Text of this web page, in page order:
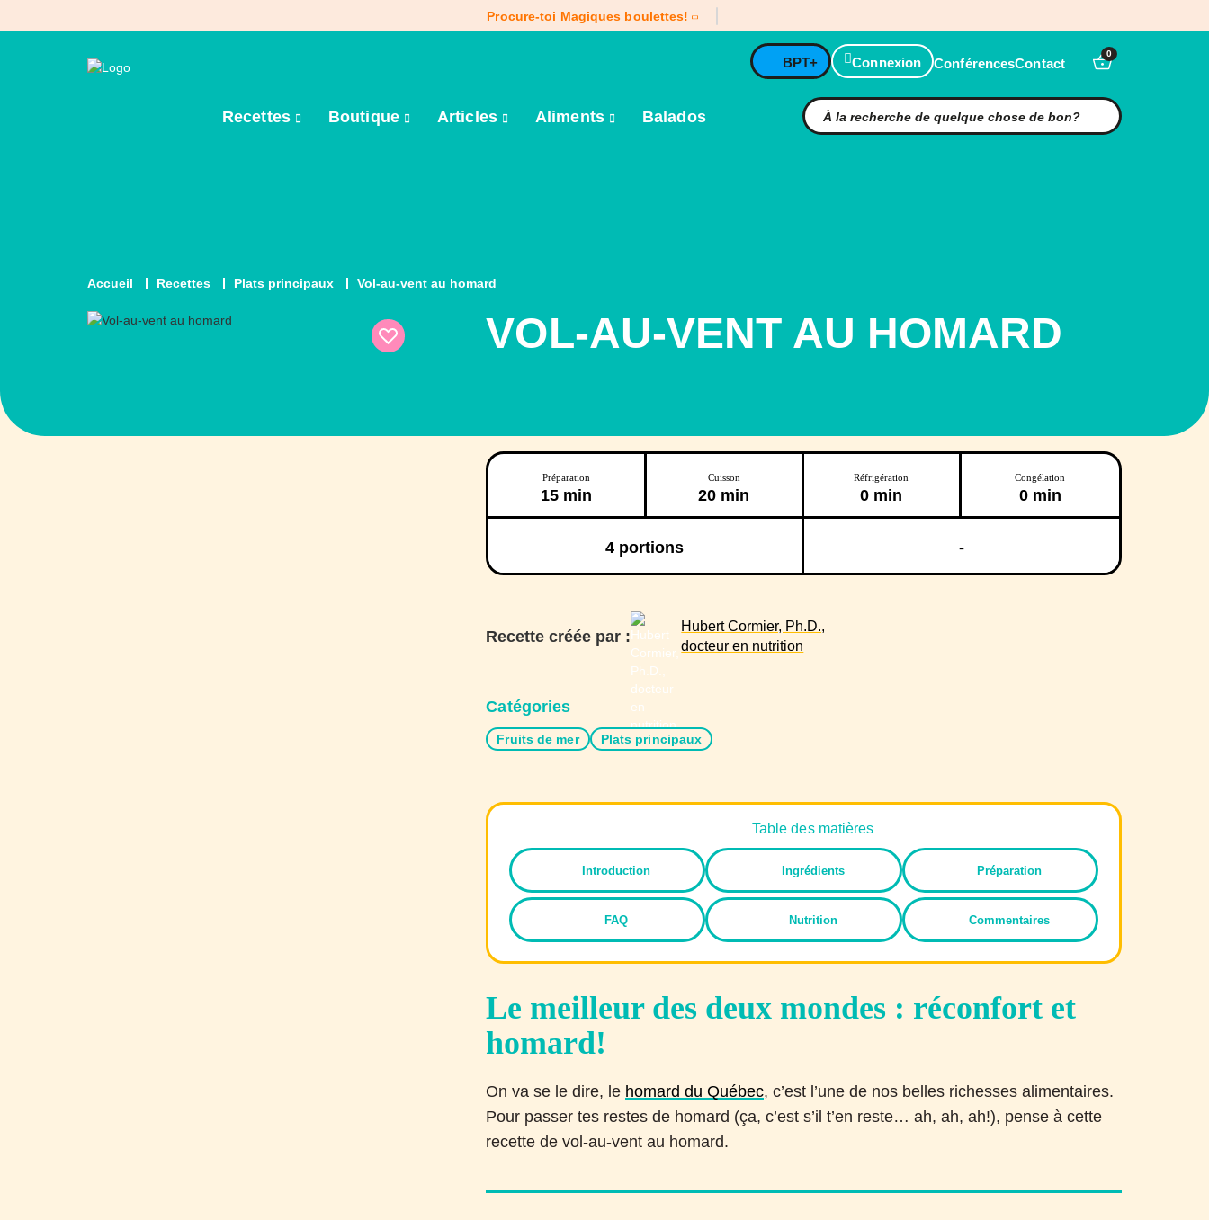
Procure-toi Magiques boulettes!
BPT+ Connexion ConférencesContact
0
Recettes Boutique Articles Aliments Balados
Accueil Recettes Plats principaux Vol-au-vent au homard
VOL-AU-VENT AU HOMARD
Préparation
15 min
Cuisson
20 min
Réfrigération
0 min
Congélation
0 min
4 portions -
Recette créée par :
Hubert Cormier, Ph.D.,
docteur en nutrition
Catégories
Fruits de mer Plats principaux
Table des matières
Introduction Ingrédients Préparation
FAQ Nutrition Commentaires
Le meilleur des deux mondes : réconfort et
homard!
On va se le dire, le homard du Québec, c’est l’une de nos belles richesses alimentaires.
Pour passer tes restes de homard (ça, c’est s’il t’en reste… ah, ah, ah!), pense à cette
recette de vol-au-vent au homard.